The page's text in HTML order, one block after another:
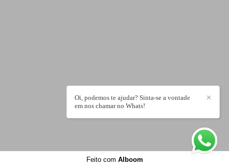
✕
Oi, podemos te ajudar? Sinta-se a vontade
em nos chamar no Whats!
Feito com Alboom